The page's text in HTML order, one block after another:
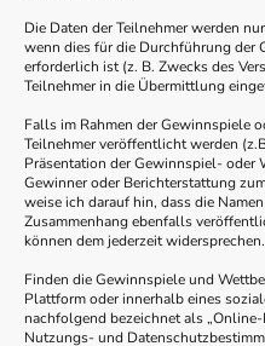
Die Daten der Teilnehmer werden
wenn dies für die Durchführung der
erforderlich ist (z. B. Zwecks des
Teilnehmer in die Übermittlung
Falls im Rahmen der Gewinnspiele
Teilnehmer veröffentlicht werden
Präsentation der Gewinnspiel- oder
Gewinner oder Berichterstattung
weise ich darauf hin, dass die
Zusammenhang ebenfalls
können dem jederzeit widersprechen.
Finden die Gewinnspiele und
Plattform oder innerhalb eines
nachfolgend bezeichnet als
Nutzungs- und